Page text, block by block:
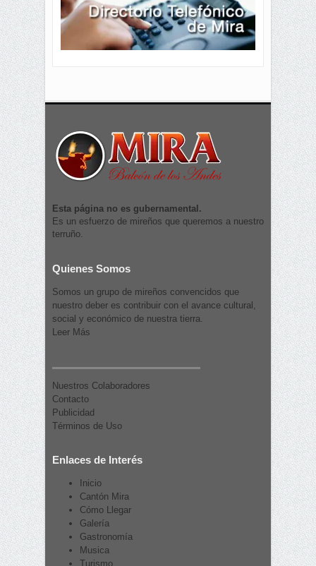
Esta página no es gubernamental.
Es un esfuerzo de mireños que queremos a nuestro
terruño.
Quienes Somos
Somos un grupo de mireños convencidos que
nuestro deber es contribuir con el avance cultural,
social y económico de nuestra tierra.
Leer Más
Nuestros Colaboradores
Contacto
Publicidad
Términos de Uso
Enlaces de Interés
Inicio
Cantón Mira
Cómo Llegar
Galería
Gastronomía
Musica
Turismo